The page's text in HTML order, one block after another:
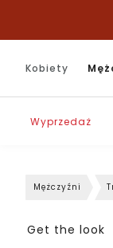
Kobiety
Wyprzedaż
Mężczyźni
Get the look